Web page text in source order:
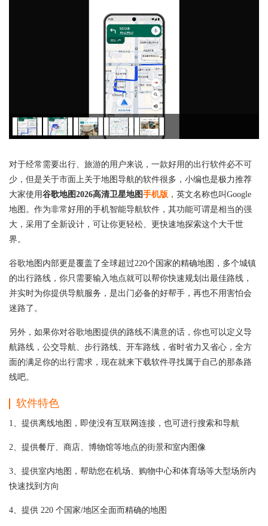
对于经常需要出行、旅游的用户来说，一款好用的出行软件必不可
少，但是关于市面上关于地图导航的软件很多，小编也是极力推荐
大家使用谷歌地图2026高清卫星地图手机版 ，英文名称也叫Google
地图。作为非常好用的手机智能导航软件，其功能可谓是相当的强
大，采用了全新设计，可让你更轻松、更快速地探索这个大千世
界。
谷歌地图内部更是覆盖了全球超过220个国家的精确地图，多个城镇
的出行路线，你只需要输入地点就可以帮你快速规划出最佳路线，
并实时为你提供导航服务，是出门必备的好帮手，再也不用害怕会
迷路了。
另外，如果你对谷歌地图提供的路线不满意的话，你也可以定义导
航路线，公交导航、步行路线、开车路线，省时省力又省心，全方
面的满足你的出行需求，现在就来下载软件寻找属于自己的那条路
线吧。
软件特色
1、提供离线地图，即使没有互联网连接，也可进行搜索和导航
2、提供餐厅、商店、博物馆等地点的街景和室内图像
3、提供室内地图，帮助您在机场、购物中心和体育场等大型场所内
快速找到方向
4、提供 220 个国家/地区全面而精确的地图